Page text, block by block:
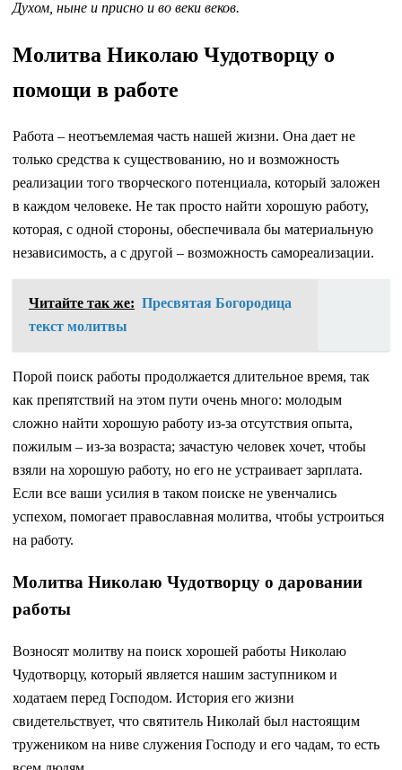
Духом, ныне и присно и во веки веков.
Молитва Николаю Чудотворцу о
помощи в работе
Работа – неотъемлемая часть нашей жизни. Она дает не
только средства к существованию, но и возможность
реализации того творческого потенциала, который заложен
в каждом человеке. Не так просто найти хорошую работу,
которая, с одной стороны, обеспечивала бы материальную
независимость, а с другой – возможность самореализации.
Читайте так же: Пресвятая Богородица
текст молитвы
Порой поиск работы продолжается длительное время, так
как препятствий на этом пути очень много: молодым
сложно найти хорошую работу из-за отсутствия опыта,
пожилым – из-за возраста; зачастую человек хочет, чтобы
взяли на хорошую работу, но его не устраивает зарплата.
Если все ваши усилия в таком поиске не увенчались
успехом, помогает православная молитва, чтобы устроиться
на работу.
Молитва Николаю Чудотворцу о даровании
работы
Возносят молитву на поиск хорошей работы Николаю
Чудотворцу, который является нашим заступником и
ходатаем перед Господом. История его жизни
свидетельствует, что святитель Николай был настоящим
тружеником на ниве служения Господу и его чадам, то есть